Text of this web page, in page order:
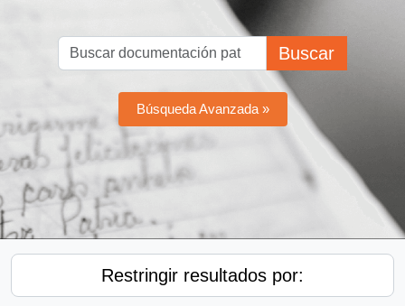
Buscar
Búsqueda Avanzada »
Restringir resultados por: